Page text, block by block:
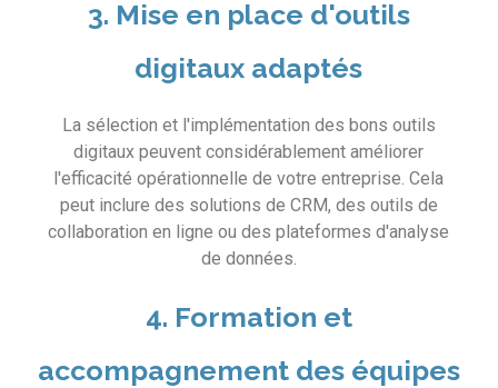
3. Mise en place d'outils
digitaux adaptés
La sélection et l'implémentation des bons outils
digitaux peuvent considérablement améliorer
l'efficacité opérationnelle de votre entreprise. Cela
peut inclure des solutions de CRM, des outils de
collaboration en ligne ou des plateformes d'analyse
de données.
4. Formation et
accompagnement des équipes